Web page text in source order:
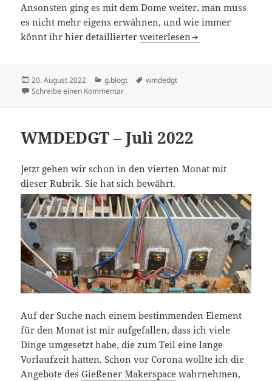
Ansonsten ging es mit dem Dome weiter, man muss
es nicht mehr eigens erwähnen, und wie immer
könnt ihr hier detaillierterWMDEDGT – August 2022
weiterlesen
Veröffentlicht
am
20. August 2022 Kategorien
g.blogt Schlagwörter
wmdedgt
Schreibe einen Kommentarzu WMDEDGT – August 2022
WMDEDGT – Juli 2022
Jetzt gehen wir schon in den vierten Monat mit
dieser Rubrik. Sie hat sich bewährt.
Auf der Suche nach einem bestimmenden Element
für den Monat ist mir aufgefallen, dass ich viele
Dinge umgesetzt habe, die zum Teil eine lange
Vorlaufzeit hatten. Schon vor Corona wollte ich die
Angebote desGießener Makerspace wahrnehmen,